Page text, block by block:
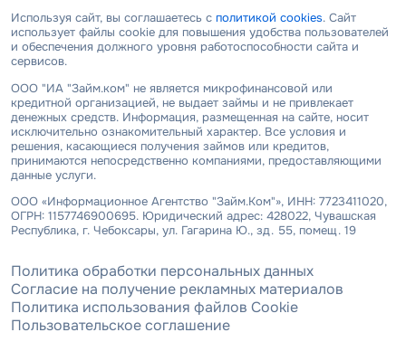
Используя сайт, вы соглашаетесь с политикой cookies. Сайт
использует файлы cookie для повышения удобства пользователей
и обеспечения должного уровня работоспособности сайта и
сервисов.
ООО "ИА "Займ.ком" не является микрофинансовой или
кредитной организацией, не выдает займы и не привлекает
денежных средств. Информация, размещенная на сайте, носит
исключительно ознакомительный характер. Все условия и
решения, касающиеся получения займов или кредитов,
принимаются непосредственно компаниями, предоставляющими
данные услуги.
ООО «Информационное Агентство "Займ.Ком"», ИНН: 7723411020,
ОГРН: 1157746900695. Юридический адрес: 428022, Чувашская
Республика, г. Чебоксары, ул. Гагарина Ю., зд. 55, помещ. 19
Политика обработки персональных данных
Согласие на получение рекламных материалов
Политика использования файлов Cookie
Пользовательское соглашение